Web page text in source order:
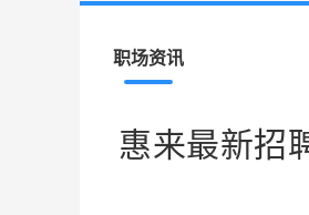
职场资讯
惠来最新招